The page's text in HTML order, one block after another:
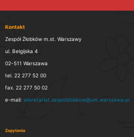
Kontakt
Zespół Żłobków m.st. Warszawy
ul. Belgijska 4
02-511 Warszawa
tel. 22 277 52 00
fax. 22 277 50 02
e-mail: sekretariat.zespolzlobkow@um.warszawa.pl
Zapytania